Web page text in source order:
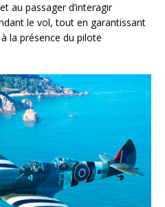
au passager d’interagir
le vol, tout en garantissant
la présence du pilote